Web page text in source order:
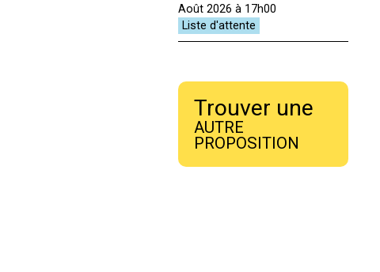
Août 2026 à 17h00
Trouver une
AUTRE
PROPOSITION